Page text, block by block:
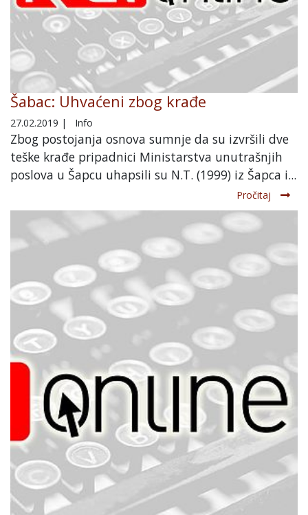
Šabac: Uhvaćeni zbog krađe
27.02.2019 | Info
Zbog postojanja osnova sumnje da su izvršili dve
teške krađe pripadnici Ministarstva unutrašnjih
poslova u Šapcu uhapsili su N.T. (1999) iz Šapca i...
Pročitaj